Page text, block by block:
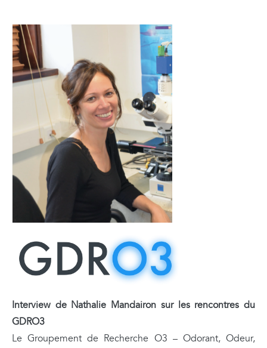
Interview de Nathalie Mandairon sur les rencontres du
GDRO3
Le Groupement de Recherche O3 – Odorant, Odeur,